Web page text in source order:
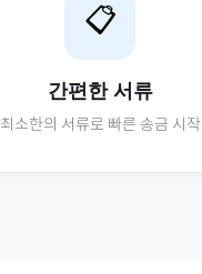
📋
간편한 서류
최소한의 서류로 빠른 송금 시작